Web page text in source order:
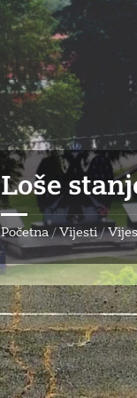
Loše
Početna /Vijesti/